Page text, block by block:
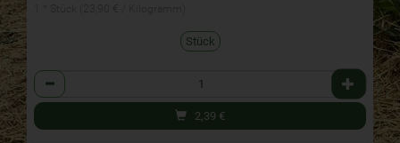
Stück
Anzahl
2,39 €